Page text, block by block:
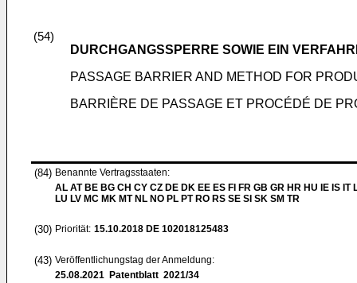
(54)
DURCHGANGSSPERRE SOWIE EIN
PASSAGE BARRIER AND METHOD FOR
BARRIÈRE DE PASSAGE ET PROCÉDÉ DE
(84) Benannte Vertragsstaaten:
AL AT BE BG CH CY CZ DE DK EE ES FI FR GB GR HR HU IE IS IT
LU LV MC MK MT NL NO PL PT RO RS SE SI SK SM TR
(30) Priorität: 15.10.2018 DE 102018125483
(43) Veröffentlichungstag der Anmeldung:
25.08.2021 Patentblatt 2021/34